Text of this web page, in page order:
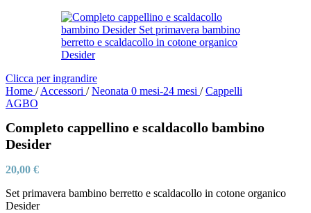
Clicca per ingrandire
Home / Accessori / Neonata 0 mesi-24 mesi / Cappelli
AGBO
Completo cappellino e scaldacollo bambino
Desider
20,00 €
Set primavera bambino berretto e scaldacollo in cotone organico
Desider